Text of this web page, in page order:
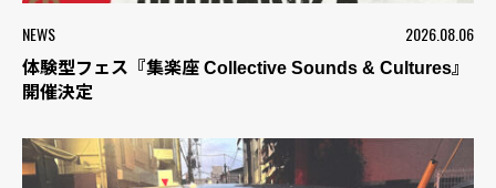
NEWS 2026.08.06
体験型フェス『集楽座 Collective Sounds & Cultures』
開催決定